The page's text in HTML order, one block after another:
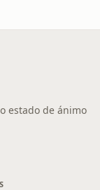
estado de ánimo